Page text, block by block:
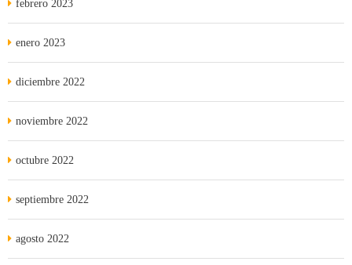
febrero 2023
enero 2023
diciembre 2022
noviembre 2022
octubre 2022
septiembre 2022
agosto 2022